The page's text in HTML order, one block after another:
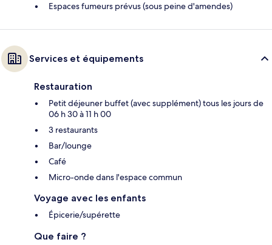
Espaces fumeurs prévus (sous peine d'amendes)
Services et équipements
Restauration
Petit déjeuner buffet (avec supplément) tous les jours de
06 h 30 à 11 h 00
3 restaurants
Bar/lounge
Café
Micro-onde dans l'espace commun
Voyage avec les enfants
Épicerie/supérette
Que faire ?